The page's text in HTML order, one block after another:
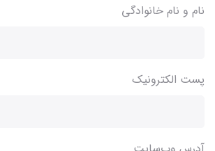
نام و نام خانوادگی
پست الکترونیک